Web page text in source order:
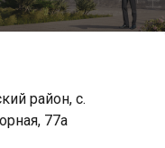
район, с.
77а